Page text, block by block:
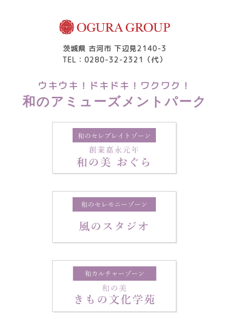
茨城県 古河市 下辺見2140-3
TEL：0280-32-2321（代）
ウキウキ！ドキドキ！ワクワク！
和のアミューズメントパーク